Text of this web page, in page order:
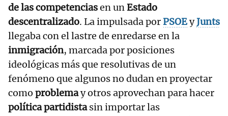
de las competenciasen unEstado
descentralizado. La impulsada porPSOEyJunts
llegaba con el lastre de enredarse en la
inmigración, marcada por posiciones
ideológicas más que resolutivas de un
fenómeno que algunos no dudan en proyectar
como problemay otros aprovechan para hacer
política partidistasin importar las